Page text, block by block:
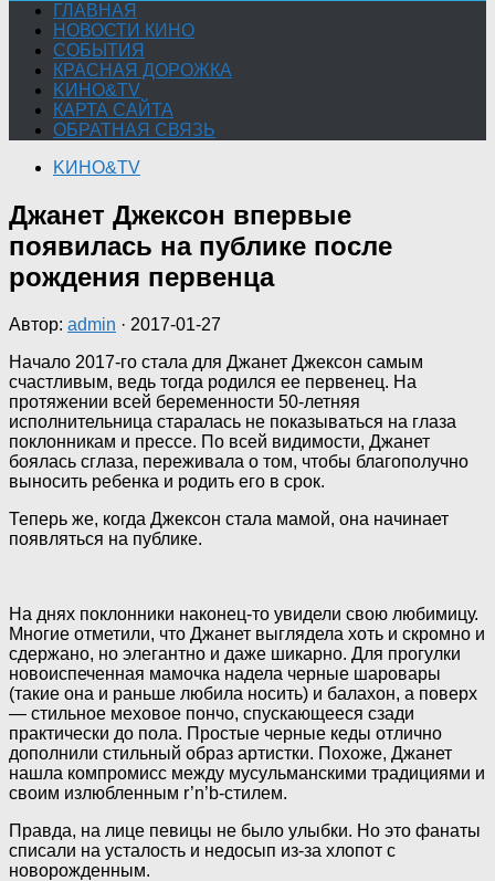
ГЛАВНАЯ
НОВОСТИ КИНО
СОБЫТИЯ
КРАСНАЯ ДОРОЖКА
KИНО&TV
КАРТА САЙТА
ОБРАТНАЯ СВЯЗЬ
KИНО&TV
Джанет Джексон впервые
появилась на публике после
рождения первенца
Автор: admin · 2017-01-27
Начало 2017-го стала для Джанет Джексон самым
счастливым, ведь тогда родился ее первенец. На
протяжении всей беременности 50-летняя
исполнительница старалась не показываться на глаза
поклонникам и прессе. По всей видимости, Джанет
боялась сглаза, переживала о том, чтобы благополучно
выносить ребенка и родить его в срок.
Теперь же, когда Джексон стала мамой, она начинает
появляться на публике.
На днях поклонники наконец-то увидели свою любимицу.
Многие отметили, что Джанет выглядела хоть и скромно и
сдержано, но элегантно и даже шикарно. Для прогулки
новоиспеченная мамочка надела черные шаровары
(такие она и раньше любила носить) и балахон, а поверх
— стильное меховое пончо, спускающееся сзади
практически до пола. Простые черные кеды отлично
дополнили стильный образ артистки. Похоже, Джанет
нашла компромисс между мусульманскими традициями и
своим излюбленным r’n’b-стилем.
Правда, на лице певицы не было улыбки. Но это фанаты
списали на усталость и недосып из-за хлопот с
новорожденным.